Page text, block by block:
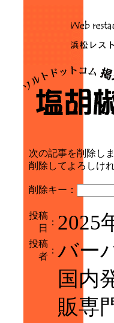
次の記事を削除しま
削除してよろしけ
削除キー：
投稿
日
： 2025
投稿
者
： バー
国内
販専